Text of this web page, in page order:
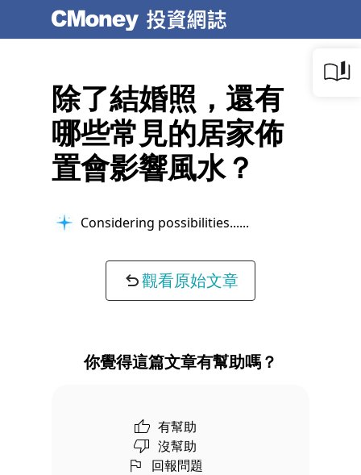
除了結婚照，還有
哪些常見的居家佈
置會影響風水？
Considering possibilities...
觀看原始文章
你覺得這篇文章有幫助嗎？
有幫助
沒幫助
回報問題